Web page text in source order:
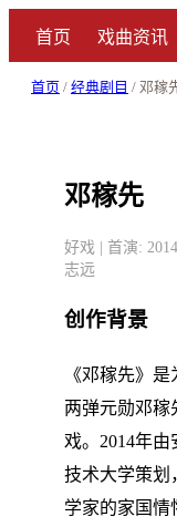
首页 戏曲资讯
首页 / 经典剧目 / 邓稼
邓稼先
好戏 | 首演:
志远
创作背景
《邓稼先》
两弹元勋邓稼
戏。2014年
技术大学策划
学家的家国情